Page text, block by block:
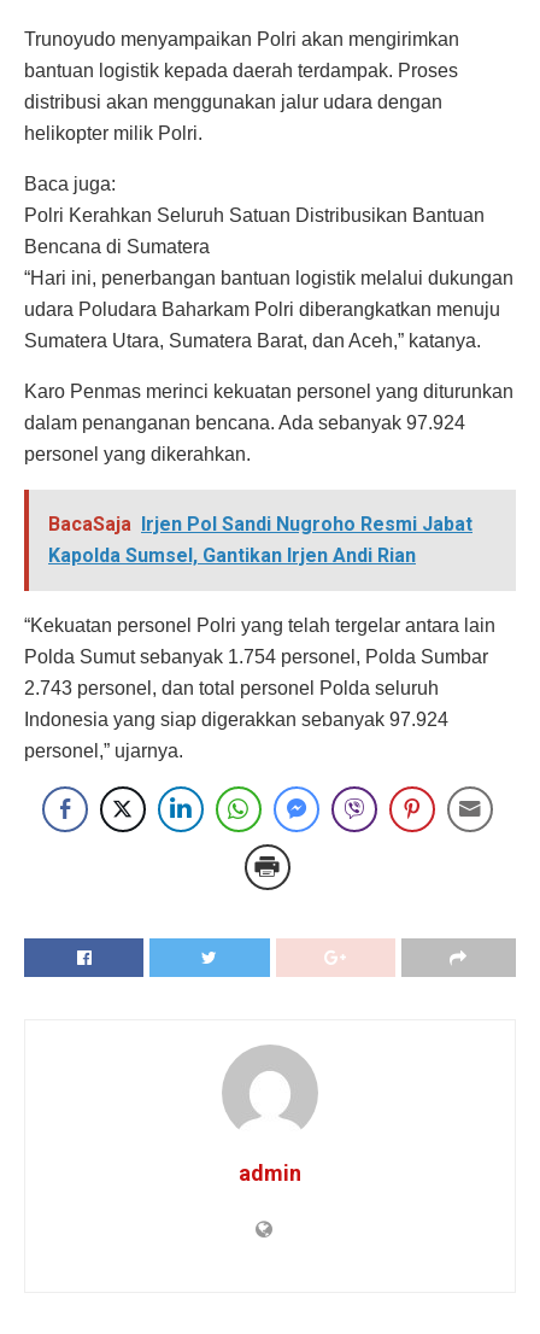
Trunoyudo menyampaikan Polri akan mengirimkan
bantuan logistik kepada daerah terdampak. Proses
distribusi akan menggunakan jalur udara dengan
helikopter milik Polri.
Baca juga:
Polri Kerahkan Seluruh Satuan Distribusikan Bantuan
Bencana di Sumatera
“Hari ini, penerbangan bantuan logistik melalui dukungan
udara Poludara Baharkam Polri diberangkatkan menuju
Sumatera Utara, Sumatera Barat, dan Aceh,” katanya.
Karo Penmas merinci kekuatan personel yang diturunkan
dalam penanganan bencana. Ada sebanyak 97.924
personel yang dikerahkan.
BacaSaja Irjen Pol Sandi Nugroho Resmi Jabat
Kapolda Sumsel, Gantikan Irjen Andi Rian
“Kekuatan personel Polri yang telah tergelar antara lain
Polda Sumut sebanyak 1.754 personel, Polda Sumbar
2.743 personel, dan total personel Polda seluruh
Indonesia yang siap digerakkan sebanyak 97.924
personel,” ujarnya.
admin